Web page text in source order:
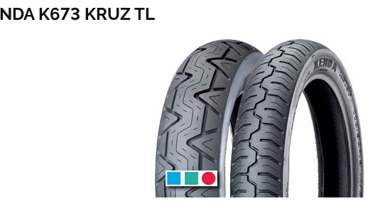
K673 KRUZ TL